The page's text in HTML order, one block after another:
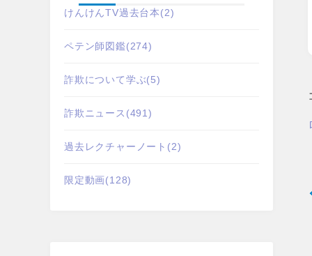
けんけんTV過去台本(2)
ペテン師図鑑(274)
詐欺について学ぶ(5)
詐欺ニュース (491)
過去レクチャーノート (2)
限定動画(128)